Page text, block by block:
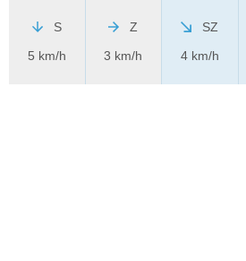
S
5 km/h
Z
3 km/h
SZ
4 km/h